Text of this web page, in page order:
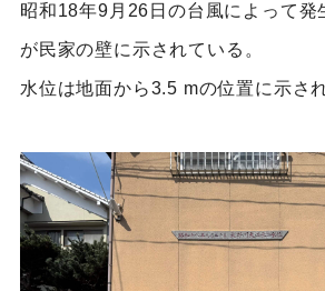
昭和18年9月26日の台風によって発
が民家の壁に示されている。
水位は地面から3.5 mの位置に示さ